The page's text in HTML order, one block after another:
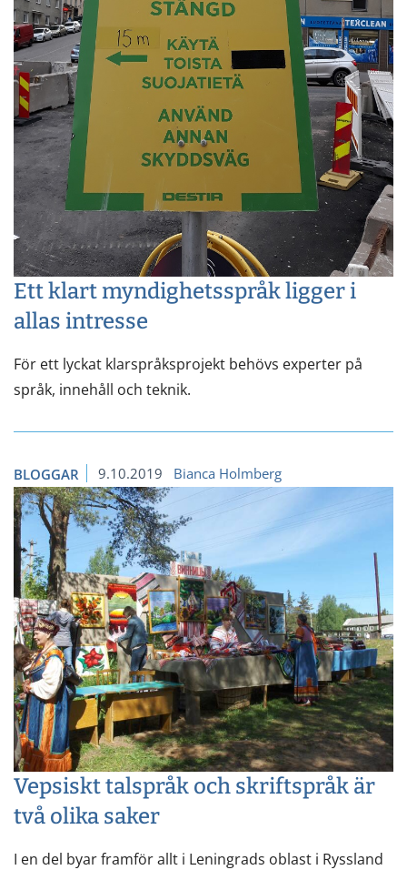
Ett klart myndighetsspråk ligger i
allas intresse
För ett lyckat klarspråksprojekt behövs experter på
språk, innehåll och teknik.
BLOGGAR 9.10.2019 Bianca Holmberg
Vepsiskt talspråk och skriftspråk är
två olika saker
I en del byar framför allt i Leningrads oblast i Ryssland